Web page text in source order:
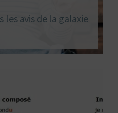
les avis de la galaxie